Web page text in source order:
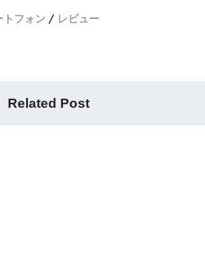
トフォン
レビュー
Related Post